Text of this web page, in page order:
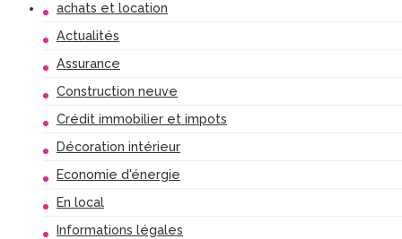
achats et location
Actualités
Assurance
Construction neuve
Crédit immobilier et impots
Décoration intérieur
Economie d'énergie
En local
Informations légales